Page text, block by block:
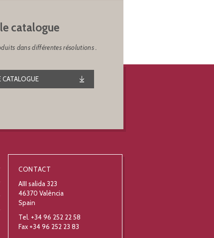
catalogue
dans différentes résolutions .
CATALOGUE
CONTACT
AIII salida 323
46370 València
Spain
Tel. +34 96 252 22 58
Fax +34 96 252 23 83